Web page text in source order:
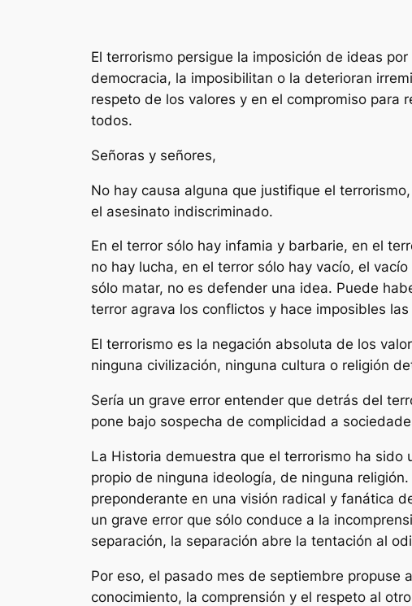
El terrorismo persigue la imposición de ideas
democracia, la imposibilitan o la deterioran
respeto de los valores y en el compromiso
todos.
Señoras y señores,
No hay causa alguna que justifique el
el asesinato indiscriminado.
En el terror sólo hay infamia y barbarie, en el
no hay lucha, en el terror sólo hay vacío, el
sólo matar, no es defender una idea. Puede
terror agrava los conflictos y hace imposibles las
El terrorismo es la negación absoluta de los
ninguna civilización, ninguna cultura o religión
Sería un grave error entender que detrás del
pone bajo sospecha de complicidad a
La Historia demuestra que el terrorismo ha
propio de ninguna ideología, de ninguna
preponderante en una visión radical y fanática
un grave error que sólo conduce a la
separación, la separación abre la tentación al
Por eso, el pasado mes de septiembre propuse
conocimiento, la comprensión y el respeto al